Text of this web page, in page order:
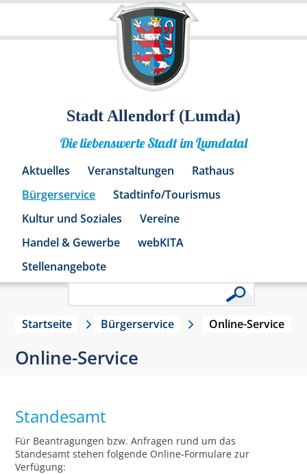
Stadt Allendorf (Lumda)
Die liebenswerte Stadt im Lumdatal
Aktuelles Veranstaltungen
Rathaus
Bürgerservice
Stadtinfo/Tourismus
Kultur und Soziales
Vereine
Handel & Gewerbe
webKITA
Stellenangebote
Startseite Bürgerservice Online-Service
Online-Service
Standesamt
Für Beantragungen bzw. Anfragen rund um das
Standesamt stehen folgende Online-Formulare zur
Verfügung: